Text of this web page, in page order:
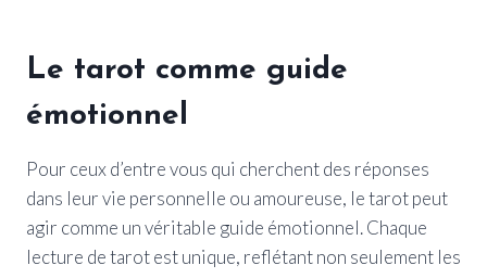
Le tarot comme guide
émotionnel
Pour ceux d’entre vous qui cherchent des réponses
dans leur vie personnelle ou amoureuse, le tarot peut
agir comme un véritable guide émotionnel. Chaque
lecture de tarot est unique, reflétant non seulement les